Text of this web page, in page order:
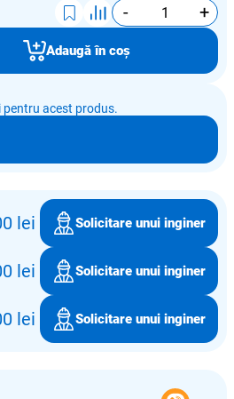
- +
Adaugă în coș
acest produs.
lei Solicitare unui inginer
lei Solicitare unui inginer
lei Solicitare unui inginer